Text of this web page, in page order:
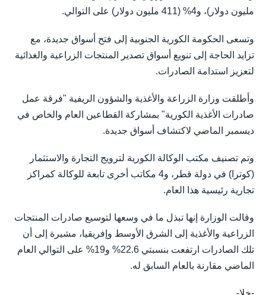
مليون دولار)، و4% (411 مليون دولار) على التوالي.
وتسعى الحكومة الكورية الجنوبية إلى فتح أسواق جديدة، مع
تزايد الحاجة إلى تنويع أسواق تصدير المنتجات الزراعية والغذائية
لتعزيز استدامة الصادرات.
وأطلقت وزارة الزراعة والأغذية والشؤون الريفية "فرقة عمل
صادرات الأغذية الكورية" بمشاركة القطاعين العام والخاص في
ديسمبر الماضي لاكتشاف أسواق جديدة.
وتم تصنيف مكتب الوكالة الكورية لترويج التجارة والاستثمار
(كوترا) في دولة قطر، و4 مكاتب أخرى تابعة للوكالة كمراكز
تجارية رئيسية هذا العام.
وقالت الوزارة إنها تبذل ما في وسعها لتوسيع صادرات المنتجات
الزراعية والأغذية إلى الشرق الأوسط وإفريقيا، مشيرة إلى أن
تلك الصادرات ارتفعت بنسبتي 22.6% و19% على التوالي العام
الماضي مقارنة بالعام السابق له.